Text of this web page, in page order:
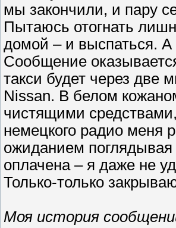
мы закончили, и пару
Пытаюсь отогнать
домой – и выспаться. А
Сообщение
такси будет через две
Nissan. В белом
чистящими
немецкого радио меня
ожиданием поглядывая
оплачена – я даже не
Только-только
Моя история